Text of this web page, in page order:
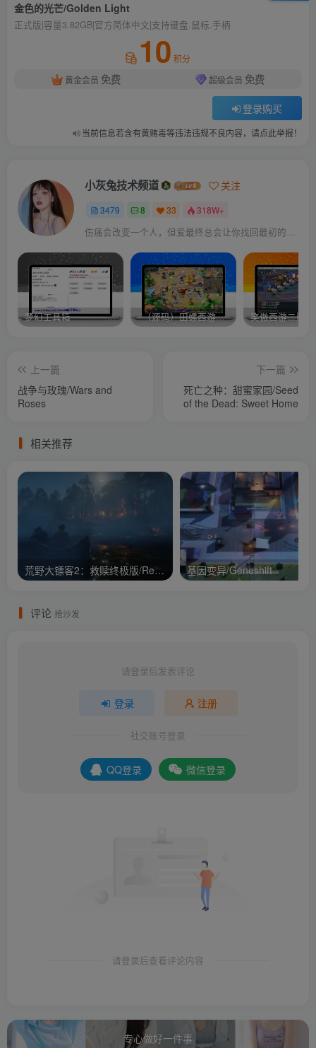
金色的光芒/Golden Light
正式版|容量3.82GB|官方简体中文|支持键盘.鼠标.手柄
10 积分
黄金会员 免费 超级会员 免费
登录购买
当前信息若含有黄赌毒等违法违规不良内容，请点此举报！
小灰兔技术频道 关注
3479 8 33 318W+
伤痛会改变一个人，但爱最终总会让你找回最初的自己
梦幻工具箱————-免费 –（源码）田螺西游9.0 假人摆摊18门派飞升渡劫化圣助战最新BB谛听…. 笑傲西游二版-
上一篇
战争与玫瑰/Wars and
Roses
下一篇
死亡之种：甜蜜家园/Seed
of the Dead: Sweet Home
相关推荐
荒野大镖客2：救赎终极版/Red Dead Redemption 2: Ult 基因变异/Geneshift
评论 抢沙发
请登录后发表评论
登录 注册
社交账号登录
QQ登录 微信登录
请登录后查看评论内容
专心做好一件事